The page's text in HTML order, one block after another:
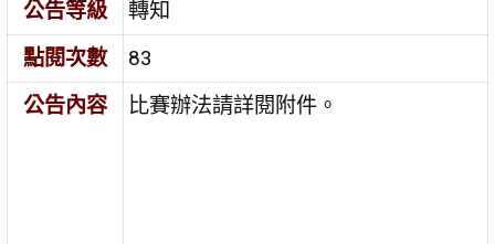
公告等級
轉知
點閱次數
83
公告內容
比賽辦法請詳閱附件。